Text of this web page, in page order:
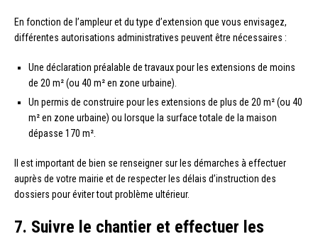
En fonction de l’ampleur et du type d’extension que vous envisagez,
différentes autorisations administratives peuvent être nécessaires :
Une déclaration préalable de travaux pour les extensions de moins
de 20 m² (ou 40 m² en zone urbaine).
Un permis de construire pour les extensions de plus de 20 m² (ou 40
m² en zone urbaine) ou lorsque la surface totale de la maison
dépasse 170 m².
Il est important de bien se renseigner sur les démarches à effectuer
auprès de votre mairie et de respecter les délais d’instruction des
dossiers pour éviter tout problème ultérieur.
7. Suivre le chantier et effectuer les